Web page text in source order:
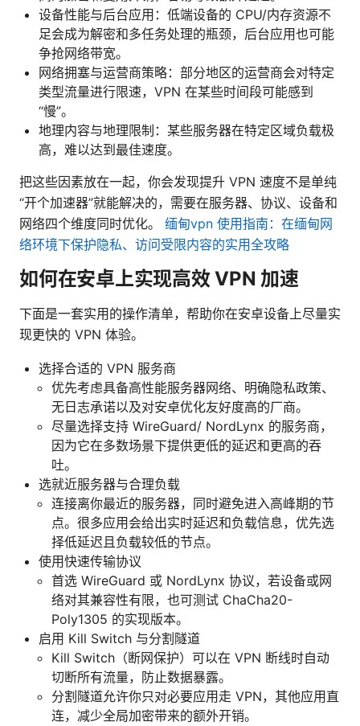
设备性能与后台应用：低端设备的 CPU/内存资源不
足会成为解密和多任务处理的瓶颈，后台应用也可能
争抢网络带宽。
网络拥塞与运营商策略：部分地区的运营商会对特定
类型流量进行限速，VPN 在某些时间段可能感到
“慢”。
地理内容与地理限制：某些服务器在特定区域负载极
高，难以达到最佳速度。
把这些因素放在一起，你会发现提升 VPN 速度不是单纯
“开个加速器”就能解决的，需要在服务器、协议、设备和
网络四个维度同时优化。 缅甸vpn 使用指南：在缅甸网
络环境下保护隐私、访问受限内容的实用全攻略
如何在安卓上实现高效 VPN 加速
下面是一套实用的操作清单，帮助你在安卓设备上尽量实
现更快的 VPN 体验。
选择合适的 VPN 服务商
优先考虑具备高性能服务器网络、明确隐私政策、
无日志承诺以及对安卓优化友好度高的厂商。
尽量选择支持 WireGuard/ NordLynx 的服务商，
因为它在多数场景下提供更低的延迟和更高的吞
吐。
选就近服务器与合理负载
连接离你最近的服务器，同时避免进入高峰期的节
点。很多应用会给出实时延迟和负载信息，优先选
择低延迟且负载较低的节点。
使用快速传输协议
首选 WireGuard 或 NordLynx 协议，若设备或网
络对其兼容性有限，也可测试 ChaCha20-
Poly1305 的实现版本。
启用 Kill Switch 与分割隧道
Kill Switch（断网保护）可以在 VPN 断线时自动
切断所有流量，防止数据暴露。
分割隧道允许你只对必要应用走 VPN，其他应用直
连，减少全局加密带来的额外开销。